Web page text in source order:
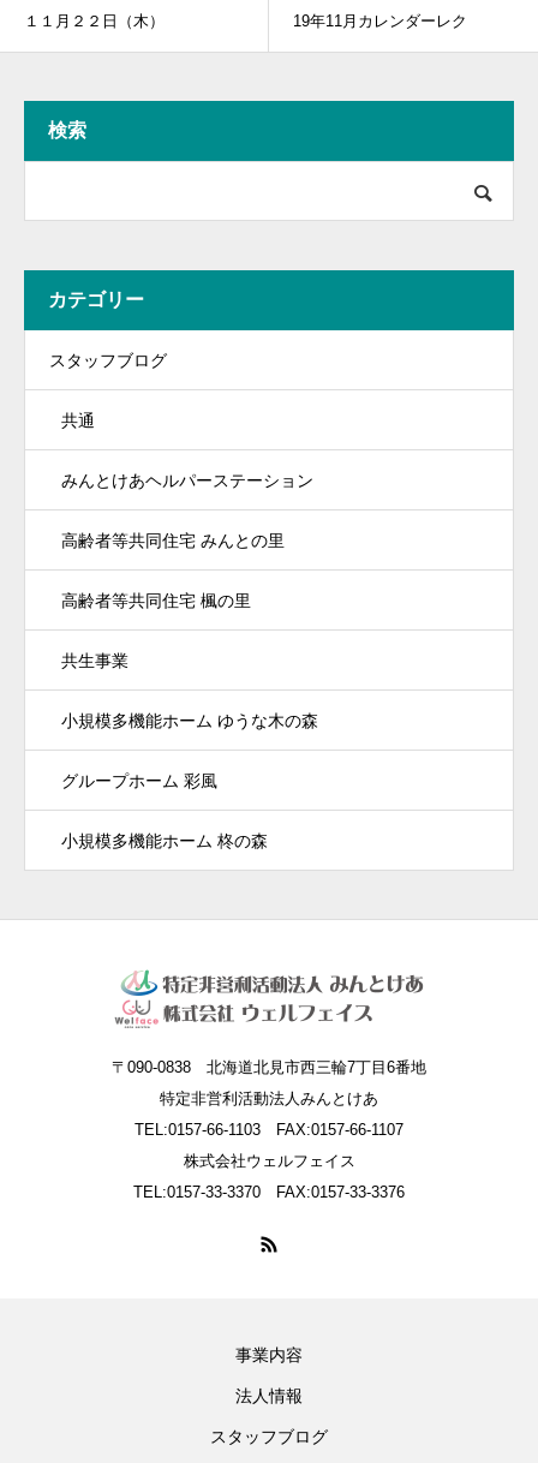
１１月２２日（木） 19年11月カレンダーレク
検索
カテゴリー
スタッフブログ
共通
みんとけあヘルパーステーション
高齢者等共同住宅 みんとの里
高齢者等共同住宅 楓の里
共生事業
小規模多機能ホーム ゆうな木の森
グループホーム 彩風
小規模多機能ホーム 柊の森
〒090-0838 北海道北見市西三輪7丁目6番地
特定非営利活動法人みんとけあ
TEL:0157-66-1103 FAX:0157-66-1107
株式会社ウェルフェイス
TEL:0157-33-3370 FAX:0157-33-3376
事業内容
法人情報
スタッフブログ